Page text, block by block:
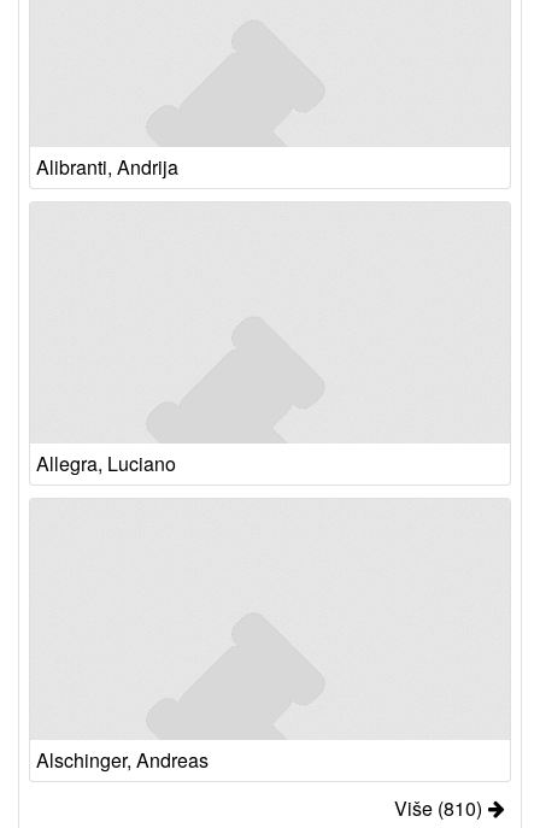
Alibranti, Andrija
Allegra, Luciano
Alschinger, Andreas
Više (810)